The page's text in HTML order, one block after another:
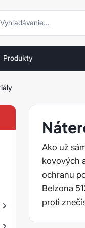
vyhľadávanie
Produkty
Ako už
kovových
ochranu
Belzona
proti